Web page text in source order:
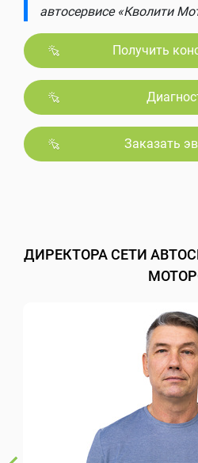
автосервисе «Кволити
Получить
Заказать
ДИРЕКТОРА СЕТИ